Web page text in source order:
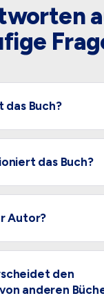
das Buch?
das Buch?
Autor?
den
anderen